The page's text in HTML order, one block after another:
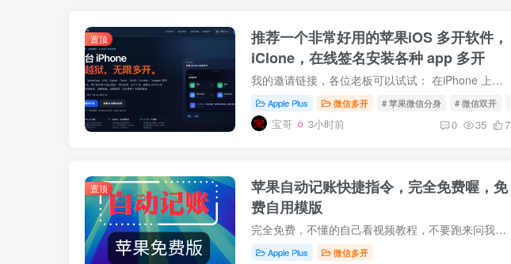
置顶
推荐一个非常好用的苹果iOS 多开软件，
iClone，在线签名安装各种 app 多开
我的邀请链接，各位老板可以试试： 在iPhone 上的 Safari 打开：https://iosclone.com/r/BAOGE 在 iPhone 上实现免越狱、简单易用的 WhatsApp 及其他 App 多开/分身，推荐使用 iClone 平台： iC...
Apple Plus 微信多开 # 苹果微信分身 # 微信双开
宝哥 3小时前 0 35 7
置顶
苹果自动记账快捷指令，完全免费喔，免
费自用模版
完全免费，不懂的自己看视频教程，不要跑来问我。 视频教程在YouTube和B站（宝哥黑科技）。 YouTube链接：https://youtu.be/kvTIQX6Hg_o B站链接：https://www.bilibili.com/video/BV13TrrYyEWB...
Apple Plus 微信多开